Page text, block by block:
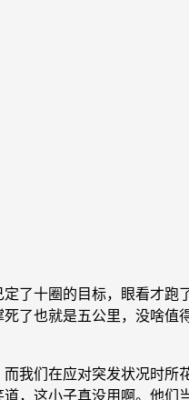
十圈的目标，眼看才跑
了也就是五公里，没啥
们在应对突发状况时所
，这小子真没用啊。他